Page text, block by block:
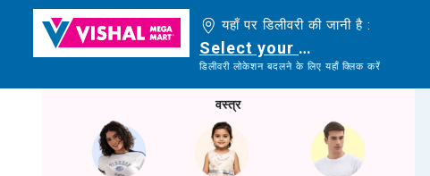
यहाँ पर डिलीवरी की जानी है :
Select your delivery location
डिलीवरी लोकेशन बदलने के लिए यहाँ क्लिक करें
वस्त्र